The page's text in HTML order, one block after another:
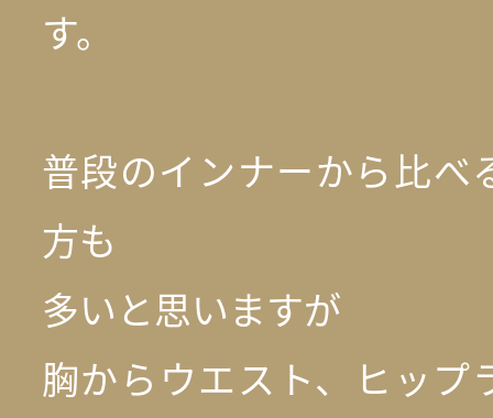
す。
普段のインナーから比べ
方も
多いと思いますが
胸からウエスト、ヒップ